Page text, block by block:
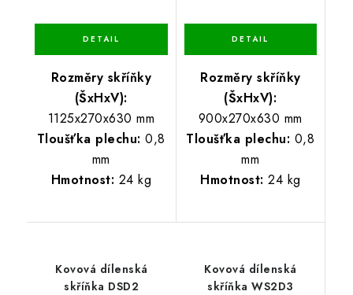
Rozměry skříňky
(ŠxHxV):
1125x270x630 mm
Tloušťka plechu: 0,8
mm
Hmotnost: 24 kg
Rozměry skříňky
(ŠxHxV):
900x270x630 mm
Tloušťka plechu: 0,8
mm
Hmotnost: 24 kg
Kovová dílenská
skříňka DSD2
Kovová dílenská
skříňka WS2D3